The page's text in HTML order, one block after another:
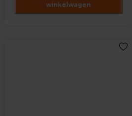
winkelwagen